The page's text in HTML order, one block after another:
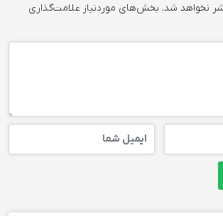
نخواهد شد. بخش‌های موردنیاز علامت‌گذاری